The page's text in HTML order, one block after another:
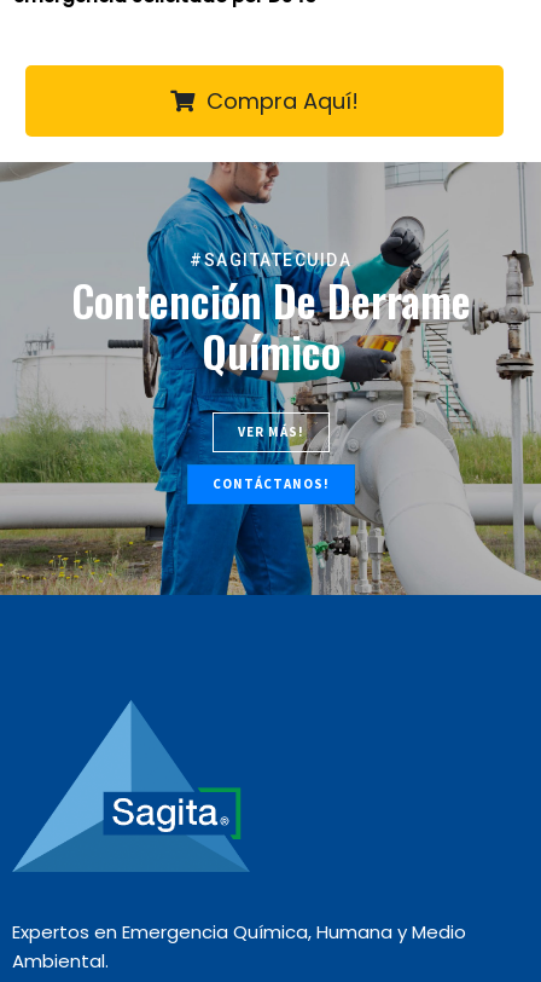
Compra Aquí!
#SAGITATECUIDA
Contención De Derrame
Químico
VER MÁS!
CONTÁCTANOS!
Expertos en Emergencia Química, Humana y Medio
Ambiental.